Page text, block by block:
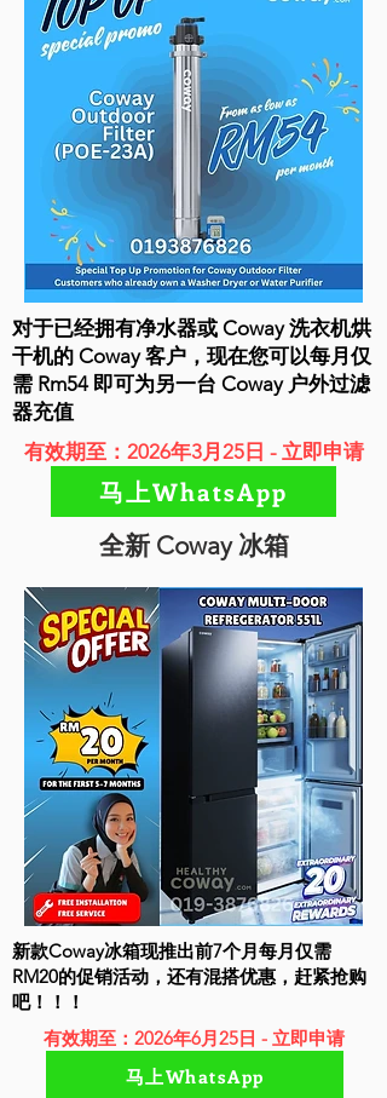
对于已经拥有净水器或 Coway 洗衣机烘
干机的 Coway 客户，现在您可以每月仅
需 Rm54 即可为另一台 Coway 户外过滤
器充值
有效期至：2026年3月25日 - 立即申请
马上WhatsApp
全新 Coway 冰箱
新款Coway冰箱现推出前7个月每月仅需
RM20的促销活动，还有混搭优惠，赶紧抢购
吧！！！
有效期至：2026年6月25日 - 立即申请
马上WhatsApp